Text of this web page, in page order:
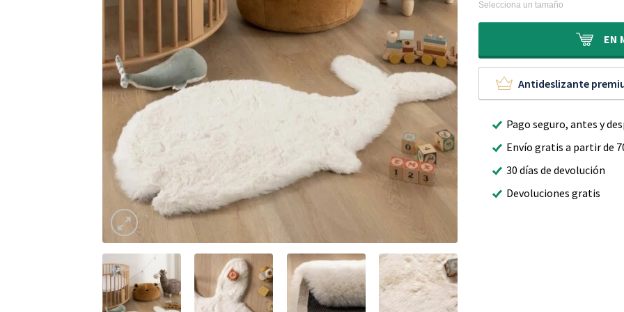
original
era:
59,90 €.
actual
es:
39,90 €.
Selecciona un tamaño
EN
Antideslizante
Pago seguro, antes y
Envío gratis a partir de
30 días de devolución
Devoluciones gratis